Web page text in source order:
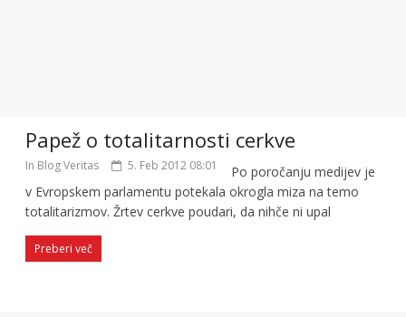
Papež o totalitarnosti cerkve
In Blog Veritas 5. Feb 2012 08:01
Po poročanju medijev je
v Evropskem parlamentu potekala okrogla miza na temo
totalitarizmov. Žrtev cerkve poudari, da nihče ni upal
Preberi več